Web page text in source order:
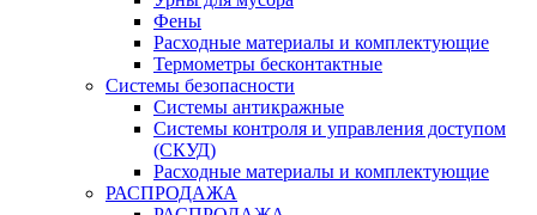
Фены
Расходные материалы и комплектующие
Термометры бесконтактные
Системы безопасности
Системы антикражные
Системы контроля и управления доступом
(СКУД)
Расходные материалы и комплектующие
РАСПРОДАЖА